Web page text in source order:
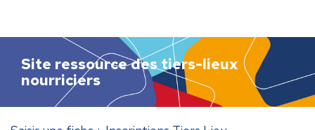
r
h
e
r
Site ressource des tiers-lieux
nourriciers